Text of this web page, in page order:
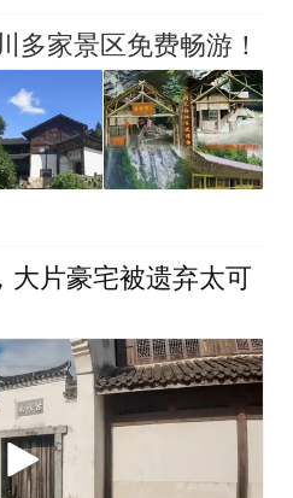
多家景区免费畅游！
大片豪宅被遗弃太可